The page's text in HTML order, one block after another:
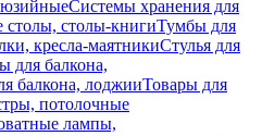
Системы хранения для
столы-книгиТумбы для
кресла-маятникиСтулья для
для балкона,
балкона, лоджииТовары для
потолочные
лампы,